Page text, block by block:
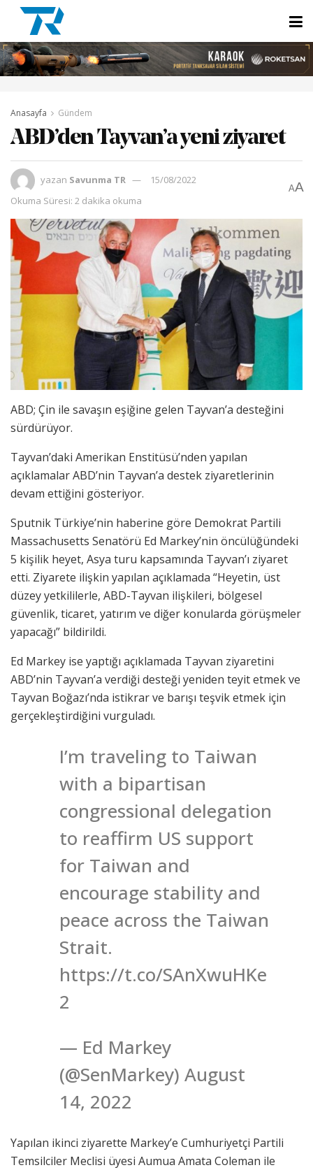
Anasayfa Gündem
ABD’den Tayvan’a yeni ziyaret
yazan Savunma TR
15/08/2022
Okuma Süresi: 2 dakika okuma
AA
ABD; Çin ile savaşın eşiğine gelen Tayvan’a desteğini
sürdürüyor.
Tayvan’daki Amerikan Enstitüsü’nden yapılan
açıklamalar ABD’nin Tayvan’a destek ziyaretlerinin
devam ettiğini gösteriyor.
Sputnik Türkiye’nin haberine göre Demokrat Partili
Massachusetts Senatörü Ed Markey’nin öncülüğündeki
5 kişilik heyet, Asya turu kapsamında Tayvan’ı ziyaret
etti. Ziyarete ilişkin yapılan açıklamada “Heyetin, üst
düzey yetkililerle, ABD-Tayvan ilişkileri, bölgesel
güvenlik, ticaret, yatırım ve diğer konularda görüşmeler
yapacağı” bildirildi.
Ed Markey ise yaptığı açıklamada Tayvan ziyaretini
ABD’nin Tayvan’a verdiği desteği yeniden teyit etmek ve
Tayvan Boğazı’nda istikrar ve barışı teşvik etmek için
gerçekleştirdiğini vurguladı.
I’m traveling to Taiwan
with a bipartisan
congressional delegation
to reaffirm US support
for Taiwan and
encourage stability and
peace across the Taiwan
Strait.
https://t.co/SAnXwuHKe
2
— Ed Markey
(@SenMarkey) August
14, 2022
Yapılan ikinci ziyarette Markey’e Cumhuriyetçi Partili
Temsilciler Meclisi üyesi Aumua Amata Coleman ile